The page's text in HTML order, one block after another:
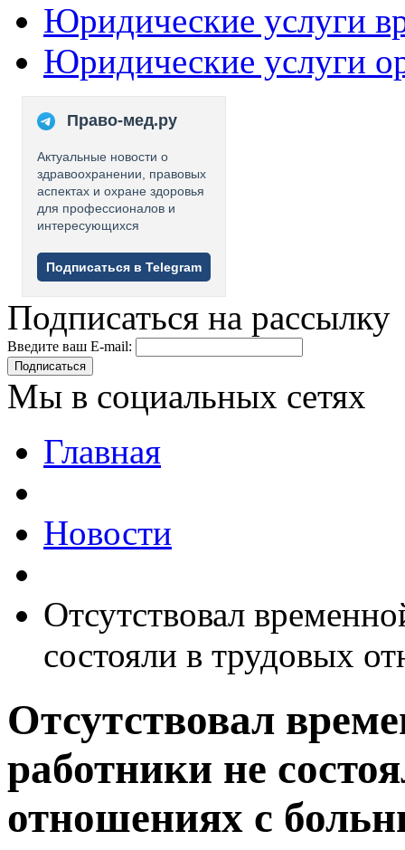
Юридические услуги
Юридические услуги
Право-мед.ру
Актуальные новости о
здравоохранении, правовых
аспектах и охране здоровья
для профессионалов и
интересующихся
Подписаться в Telegram
Подписаться на рассылку
Введите ваш E-mail:
Подписаться
Мы в социальных сетях
Главная
Новости
Отсутствовал
состояли в трудовых
Отсутствовал
работники не
отношениях с